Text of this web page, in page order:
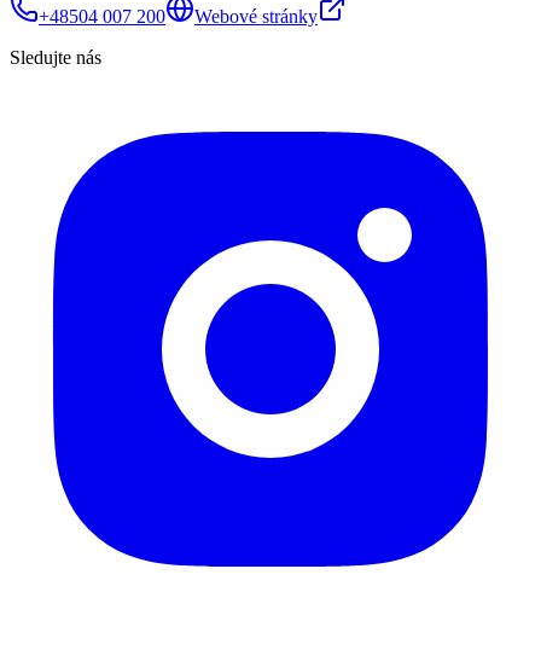
+48504 007 200
Webové stránky
Sledujte nás